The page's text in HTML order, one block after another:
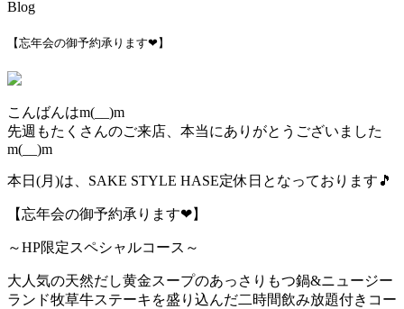
Blog
【忘年会の御予約承ります❤】
こんばんはm(__)m
先週もたくさんのご来店、本当にありがとうございました
m(__)m
本日(月)は、SAKE STYLE HASE定休日となっております🎵
【忘年会の御予約承ります❤】
～HP限定スペシャルコース～
大人気の天然だし黄金スープのあっさりもつ鍋&ニュージー
ランド牧草牛ステーキを盛り込んだ二時間飲み放題付きコー